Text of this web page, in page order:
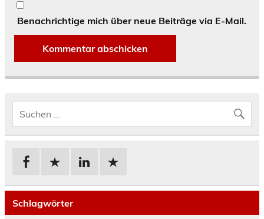
Benachrichtige mich über neue Beiträge via E-Mail.
Schlagwörter